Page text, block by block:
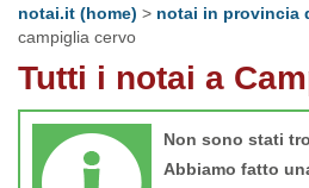
notai.it (home) > notai in provincia
campiglia cervo
Tutti i notai a
Non sono stati
Abbiamo fatto